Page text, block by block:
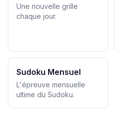
Une nouvelle grille
chaque jour.
Sudoku Mensuel
L'épreuve mensuelle
ultime du Sudoku.